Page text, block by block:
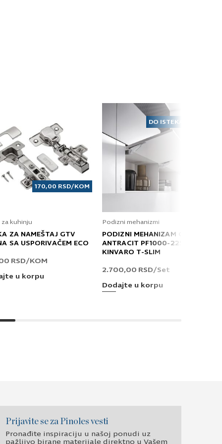
telefon
*
elektronske pošte.
170,00 RSD/KOM
za kuhinju
ZA NAMEŠTAJ GTV
SA USPORIVAČEM ECO
RSD/KOM
u korpu
DO ISTEKA ZALIHA
Podizni mehanizmi
PODIZNI MEHANIZAM GRASS
ANTRACIT PF1000-2250 T
KINVARO T-SLIM
2.700,00 RSD/Set
Dodajte u korpu
Prijavite se za Pinoles vesti
Pronađite inspiraciju u našoj ponudi uz
pažljivo birane materijale direktno u Vašem